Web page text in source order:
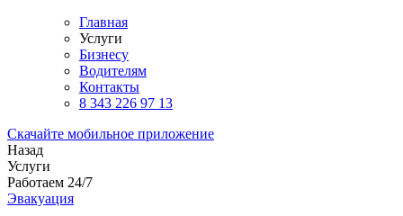
Главная
Услуги
Бизнесу
Водителям
Контакты
8 343 226 97 13
Скачайте мобильное приложение
Назад
Услуги
Работаем 24/7
Эвакуация